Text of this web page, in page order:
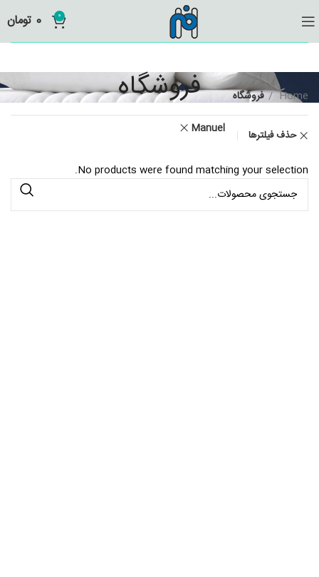
0
0 تومان
فروشگاه Home فروشگاه
حذف فیلترها Manuel
No products were found matching your selection.